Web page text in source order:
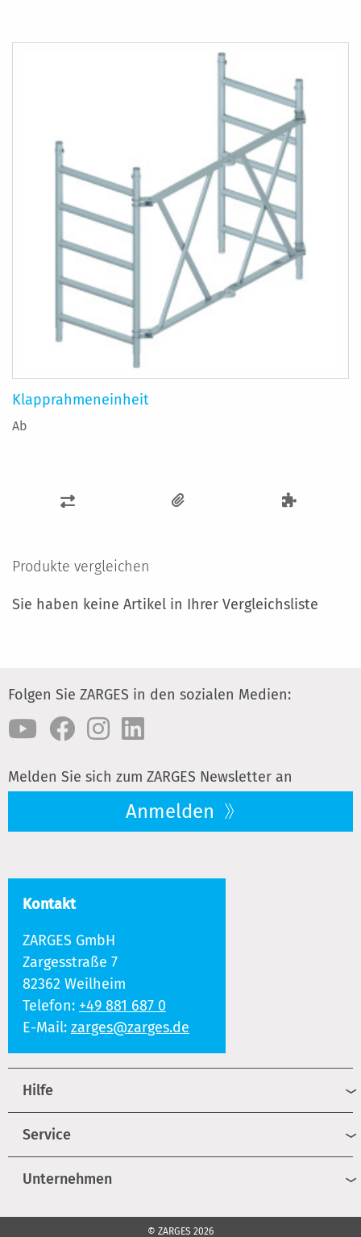
HINZUFÜGEN
Klapprahmeneinheit
Ab
ZUR
HINZUFÜGEN
Produkte vergleichen
Sie haben keine Artikel in Ihrer Vergleichsliste
Folgen Sie ZARGES in den sozialen Medien:
Melden Sie sich zum ZARGES Newsletter an
Anmelden
Kontakt
ZARGES GmbH
Zargesstraße 7
82362 Weilheim
Telefon: +49 881 687 0
E-Mail: zarges@zarges.de
Hilfe
Service
Unternehmen
© ZARGES 2026